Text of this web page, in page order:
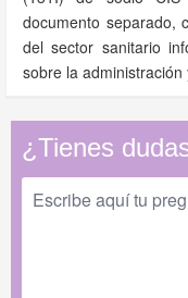
documento separado,
del sector sanitario
sobre la
¿Tienes